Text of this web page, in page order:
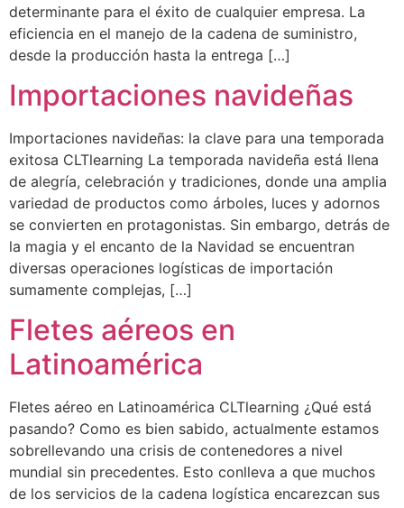
determinante para el éxito de cualquier empresa. La
eficiencia en el manejo de la cadena de suministro,
desde la producción hasta la entrega […]
Importaciones navideñas
Importaciones navideñas: la clave para una temporada
exitosa CLTlearning La temporada navideña está llena
de alegría, celebración y tradiciones, donde una amplia
variedad de productos como árboles, luces y adornos
se convierten en protagonistas. Sin embargo, detrás de
la magia y el encanto de la Navidad se encuentran
diversas operaciones logísticas de importación
sumamente complejas, […]
Fletes aéreos en
Latinoamérica
Fletes aéreo en Latinoamérica CLTlearning ¿Qué está
pasando? Como es bien sabido, actualmente estamos
sobrellevando una crisis de contenedores a nivel
mundial sin precedentes. Esto conlleva a que muchos
de los servicios de la cadena logística encarezcan sus